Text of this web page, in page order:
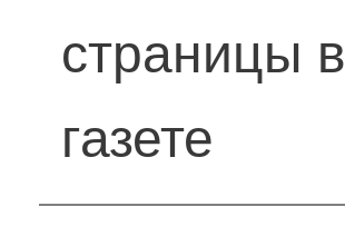
страницы в
газете